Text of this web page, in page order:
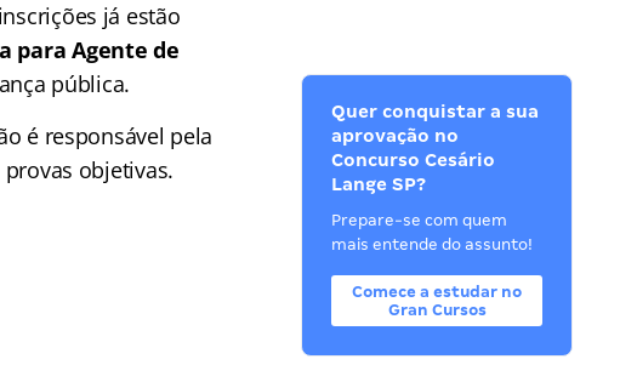
já estão
para Agente de
pública.
é responsável pela
objetivas.
Quer conquistar a sua
aprovação no
Concurso Cesário
Lange SP?
Prepare-se com quem
mais entende do assunto!
Comece a estudar no
Gran Cursos